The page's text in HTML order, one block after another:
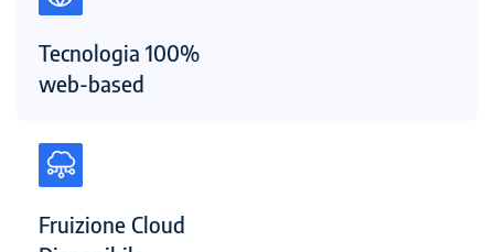
Tecnologia 100%
web-based
Fruizione Cloud